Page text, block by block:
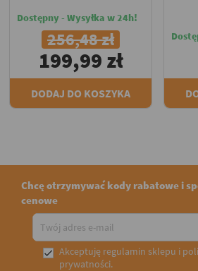
Dostępny - Wysyłka w 24h!
256,48 zł
199,99 zł
DODAJ DO KOSZYKA
Chcę otrzymywać kody rabatowe i
cenowe
 Akceptuję regulamin sklepu i
prywatności.